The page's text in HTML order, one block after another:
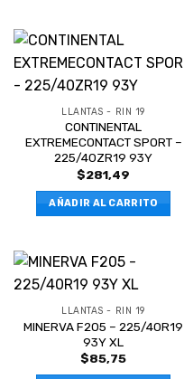
LLANTAS - RIN 19
CONTINENTAL
EXTREMECONTACT SPORT –
225/40ZR19 93Y
$281,49
AÑADIR AL CARRITO
LLANTAS - RIN 19
MINERVA F205 – 225/40R19
93Y XL
$85,75